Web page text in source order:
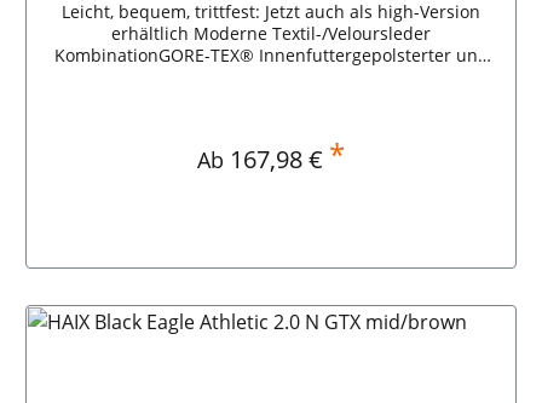
Leicht, bequem, trittfest: Jetzt auch als high-Version
erhältlich Moderne Textil-/Veloursleder
KombinationGORE-TEX® Innenfuttergepolsterter und
Regulärer Preis:
Ab 167,98 € *